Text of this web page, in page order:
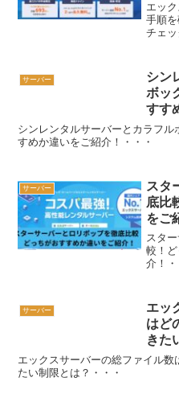
エッ
手順
チェッ
サーバー
シン
ボッ
すす
シンレンタルサーバーとカラフ
すめか違いをご紹介！・・・
サーバー
スタ
底比
をご
スタ
較！
介！・
サーバー
エッ
はど
きた
エックスサーバーの総ファイル数
たい制限とは？・・・